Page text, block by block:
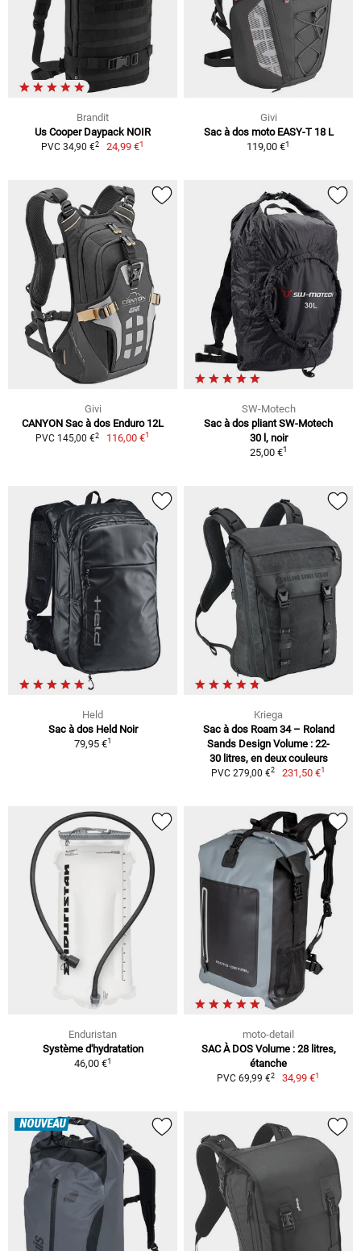
Brandit
Us Cooper Daypack NOIR
PVC 34,90 €2 24,99 €1
Givi
Sac à dos moto EASY-T 18 L
119,00 €1
Givi
CANYON Sac à dos Enduro 12L
PVC 145,00 €2 116,00 €1
SW-Motech
Sac à dos pliant SW-Motech
30 l, noir
25,00 €1
Held
Sac à dos Held Noir
79,95 €1
Kriega
Sac à dos Roam 34 – Roland
Sands Design Volume : 22-
30 litres, en deux couleurs
PVC 279,00 €2 231,50 €1
Enduristan
Système d'hydratation
46,00 €1
moto-detail
SAC À DOS Volume : 28 litres,
étanche
PVC 69,99 €2 34,99 €1
NOUVEAU